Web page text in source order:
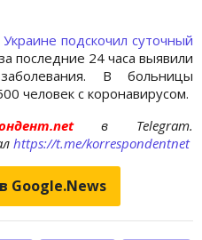
Украине подскочил суточный
последние 24 часа выявили
В больницы
человек с коронавирусом.
в Telegram.
https://t.me/korrespondentnet
Google.News